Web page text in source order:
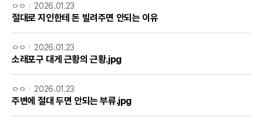
ㅇㅇ 2026.01.23
절대로 지인한테 돈 빌려주면 안되는 이유
ㅇㅇ 2026.01.23
소래포구 대게 근황의 근황.jpg
ㅇㅇ 2026.01.23
주변에 절대 두면 안되는 부류.jpg